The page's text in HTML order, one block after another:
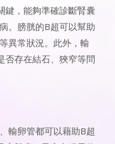
鍵，能夠準確診斷腎囊
。膀胱的B超可以幫助
異常狀況。此外，輸
否存在結石、狹窄等問
輸卵管都可以藉助B超